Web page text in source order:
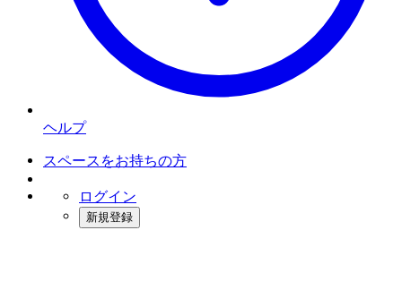
ヘルプ
スペースをお持ちの方
ログイン
新規登録